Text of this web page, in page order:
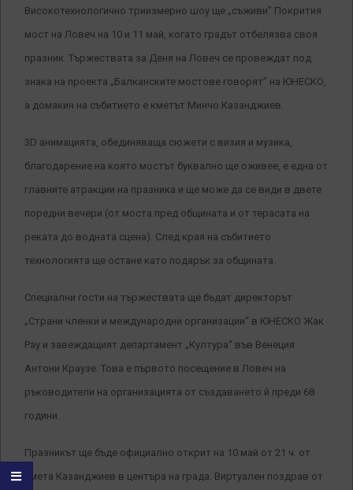
Високотехнологично триизмерно шоу ще „съживи” Покрития
мост на Ловеч на 10 и 11 май, когато градът отбелязва своя
празник. Тържествата за Деня на Ловеч се провеждат под
знака на проекта „Балканските мостове говорят” на ЮНЕСКО,
а домакин на събитието е кметът Минчо Казанджиев.
3D анимацията, обединяваща сюжети с визия и музика,
благодарение на която мостът буквално ще оживее, е една от
главните атракции на празника и ще може да се види в двете
поредни вечери (от моста пред общината и от терасата на
реката до водната сцена). След края на събитието
технологията ще остане като подарък за общината.
Специални гости на тържествата ще бъдат директорът
„Страни членки и международни организации“ в ЮНЕСКО Жак
Рау и завеждащият департамент „Култура“ във Венеция
Антони Краузе. Това е първото посещение в Ловеч на
ръководители на организацията от създаването й преди 68
години.
Празникът ще бъде официално открит на 10 май от 21 ч. от
кмета Казанджиев в центъра на града. Виртуален поздрав от